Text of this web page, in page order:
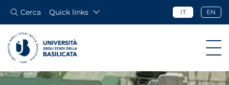
Cerca Quick links IT EN